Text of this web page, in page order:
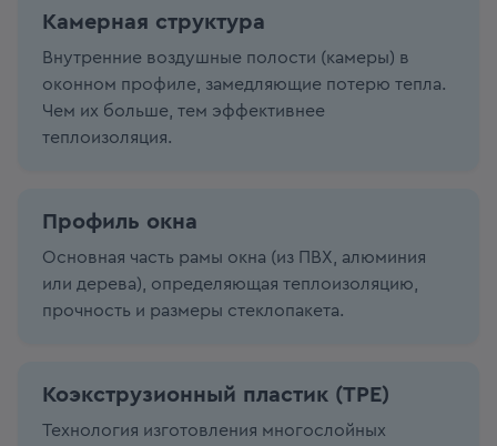
Камерная структура
Внутренние воздушные полости (камеры) в
оконном профиле, замедляющие потерю тепла.
Чем их больше, тем эффективнее
теплоизоляция.
Профиль окна
Основная часть рамы окна (из ПВХ, алюминия
или дерева), определяющая теплоизоляцию,
прочность и размеры стеклопакета.
Коэкструзионный пластик (ТРЕ)
Технология изготовления многослойных